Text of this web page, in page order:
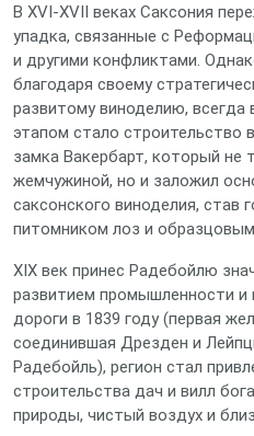
В XVI-XVII веках Саксония
упадка, связанные с
и другими конфликтами.
благодаря своему
развитому виноделию,
этапом стало строительство
замка Вакербарт, который не
жемчужиной, но и заложил
саксонского виноделия, став
питомником лоз и
XIX век принес Радебойлю
развитием промышленности и
дороги в 1839 году (первая
соединившая Дрезден и
Радебойль), регион стал
строительства дач и вилл
природы, чистый воздух и